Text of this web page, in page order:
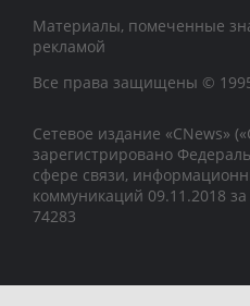
Материалы, помеченные
рекламой
Все права защищены ©
Сетевое издание «CNews»
зарегистрировано
сфере связи,
коммуникаций 09.11.2018
74283